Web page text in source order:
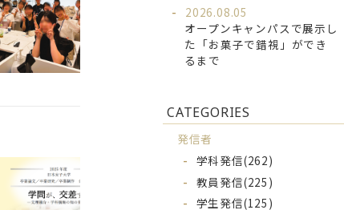
2026.08.05
オープンキャンパスで展示し
た「お菓子で錯視」ができ
るまで
CATEGORIES
発信者
学科発信(262)
教員発信(225)
学生発信(125)